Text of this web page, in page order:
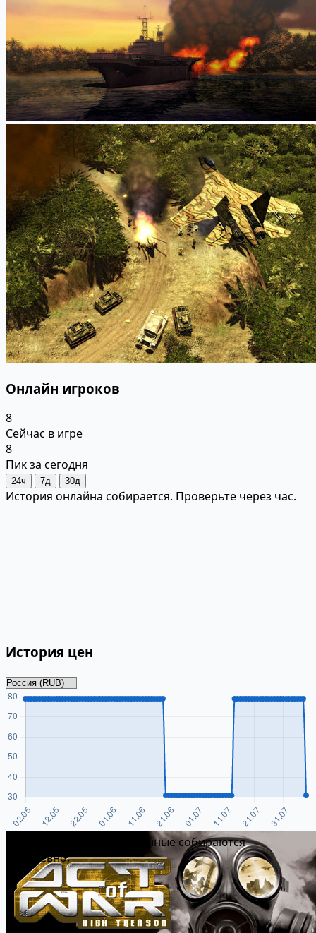
Онлайн игроков
8
Сейчас в игре
8
Пик за сегодня
24ч 7д 30д
История онлайна собирается. Проверьте через час.
История цен
Истории цен пока нет. Данные собираются
ежедневно.